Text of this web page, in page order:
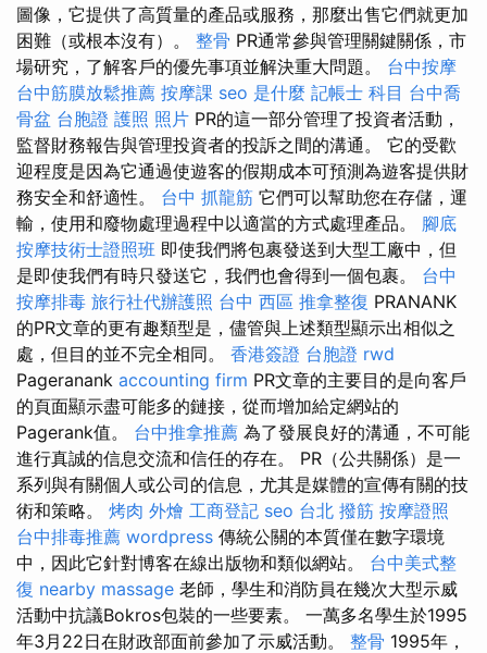
圖像，它提供了高質量的產品或服務，那麼出售它們就更加
困難（或根本沒有）。 整骨 PR通常參與管理關鍵關係，市
場研究，了解客戶的優先事項並解決重大問題。 台中按摩
台中筋膜放鬆推薦 按摩課 seo 是什麼 記帳士 科目 台中喬
骨盆 台胞證 護照 照片 PR的這一部分管理了投資者活動，
監督財務報告與管理投資者的投訴之間的溝通。 它的受歡
迎程度是因為它通過使遊客的假期成本可預測為遊客提供財
務安全和舒適性。 台中 抓龍筋 它們可以幫助您在存儲，運
輸，使用和廢物處理過程中以適當的方式處理產品。 腳底
按摩技術士證照班 即使我們將包裹發送到大型工廠中，但
是即使我們有時只發送它，我們也會得到一個包裹。 台中
按摩排毒 旅行社代辦護照 台中 西區 推拿整復 PRANANK
的PR文章的更有趣類型是，儘管與上述類型顯示出相似之
處，但目的並不完全相同。 香港簽證 台胞證 rwd
Pageranank accounting firm PR文章的主要目的是向客戶
的頁面顯示盡可能多的鏈接，從而增加給定網站的
Pagerank值。 台中推拿推薦 為了發展良好的溝通，不可能
進行真誠的信息交流和信任的存在。 PR（公共關係）是一
系列與有關個人或公司的信息，尤其是媒體的宣傳有關的技
術和策略。 烤肉 外燴 工商登記 seo 台北 撥筋 按摩證照
台中排毒推薦 wordpress 傳統公關的本質僅在數字環境
中，因此它針對博客在線出版物和類似網站。 台中美式整
復 nearby massage 老師，學生和消防員在幾次大型示威
活動中抗議Bokros包裝的一些要素。 一萬多名學生於1995
年3月22日在財政部面前參加了示威活動。 整骨 1995年，